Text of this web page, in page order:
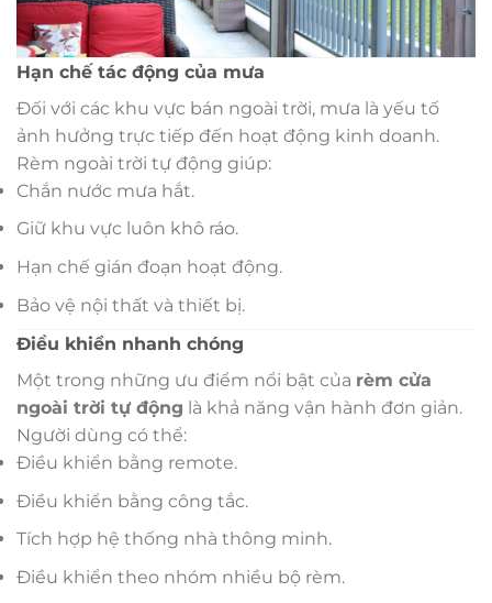
Hạn chế tác động của mưa
Đối với các khu vực bán ngoài trời, mưa là yếu tố
ảnh hưởng trực tiếp đến hoạt động kinh doanh.
Rèm ngoài trời tự động giúp:
Chắn nước mưa hắt.
Giữ khu vực luôn khô ráo.
Hạn chế gián đoạn hoạt động.
Bảo vệ nội thất và thiết bị.
Điều khiển nhanh chóng
Một trong những ưu điểm nổi bật của rèm cửa
ngoài trời tự động là khả năng vận hành đơn giản.
Người dùng có thể:
Điều khiển bằng remote.
Điều khiển bằng công tắc.
Tích hợp hệ thống nhà thông minh.
Điều khiển theo nhóm nhiều bộ rèm.